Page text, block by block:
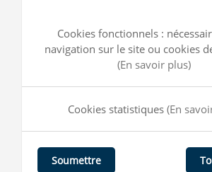
Cookies fonctionnels :
navigation sur le site ou cookies
(En savoir plus)
Cookies statistiques (En
Soumettre